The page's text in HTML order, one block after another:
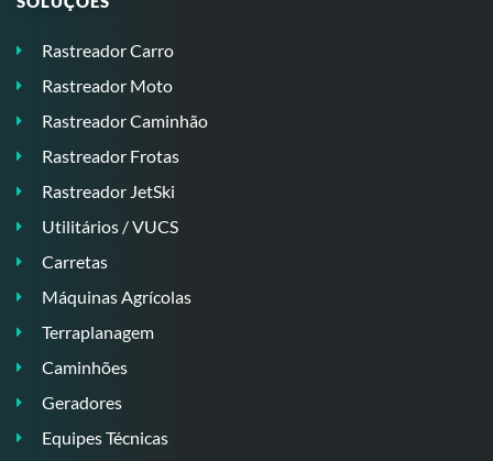
Rastreador Carro
Rastreador Moto
Rastreador Caminhão
Rastreador Frotas
Rastreador JetSki
Utilitários / VUCS
Carretas
Máquinas Agrícolas
Terraplanagem
Caminhões
Geradores
Equipes Técnicas